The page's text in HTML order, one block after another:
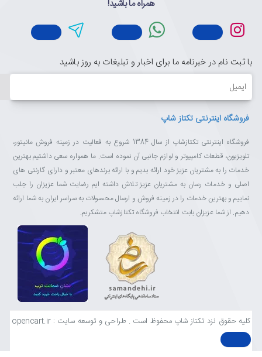
همراه ما باشید!
با ثبت نام در خبرنامه ما برای اخبار و تبلیغات به روز باشید
ایمیل
فروشگاه اینترنتی تکتاز شاپ
فروشگاه اینترنتی تکتازشاپ از سال 1384 شروع به فعالیت در زمینه فروش مانیتور،
تلویزیون، قطعات کامپیوتر و لوازم جانبی آن نموده است. ما همواره سعی داشتیم بهترین
خدمات را به مشتریان عزیز خود ارائه بدیم و با ارائه برندهای معتبر و دارای گارنتی های
اصلی و خدمات رسان به مشتریان عزیز تلاش داشته ایم رضایت شما عزیزان را جلب
نماییم و بهترین خدمات را در زمینه فروش و ارسال محصولات به سراسر ایران به شما ارائه
دهیم. از شما عزیزان بابت انتخاب فروشگاه تکتازشاپ متشکریم.
کلیه حقوق نزد تکتاز شاپ محفوظ است . طراحی و توسعه سایت : opencart.ir